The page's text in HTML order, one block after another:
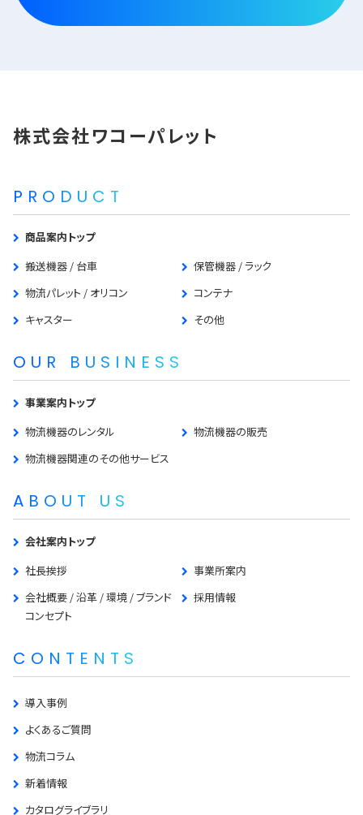
株式会社ワコーパレット
PRODUCT
商品案内トップ
搬送機器 / 台車
保管機器 / ラック
物流パレット / オリコン
コンテナ
キャスター
その他
OUR BUSINESS
事業案内トップ
物流機器のレンタル
物流機器の販売
物流機器関連のその他サービス
ABOUT US
会社案内トップ
社長挨拶
事業所案内
会社概要 / 沿革 / 環境 / ブランド
コンセプト
採用情報
CONTENTS
導入事例
よくあるご質問
物流コラム
新着情報
カタログライブラリ